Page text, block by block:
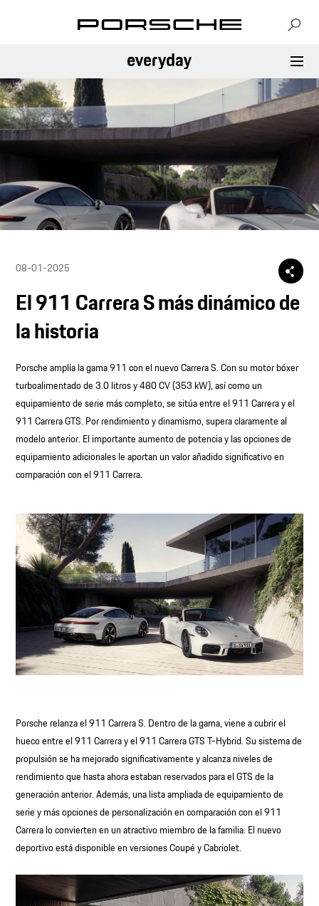
08-01-2025
El 911 Carrera S más dinámico de
la historia
Porsche amplía la gama 911 con el nuevo Carrera S. Con su motor bóxer
turboalimentado de 3.0 litros y 480 CV (353 kW), así como un
equipamiento de serie más completo, se sitúa entre el 911 Carrera y el
911 Carrera GTS. Por rendimiento y dinamismo, supera claramente al
modelo anterior. El importante aumento de potencia y las opciones de
equipamiento adicionales le aportan un valor añadido significativo en
comparación con el 911 Carrera.
Porsche relanza el 911 Carrera S. Dentro de la gama, viene a cubrir el
hueco entre el 911 Carrera y el 911 Carrera GTS T-Hybrid. Su sistema de
propulsión se ha mejorado significativamente y alcanza niveles de
rendimiento que hasta ahora estaban reservados para el GTS de la
generación anterior. Además, una lista ampliada de equipamiento de
serie y más opciones de personalización en comparación con el 911
Carrera lo convierten en un atractivo miembro de la familia. El nuevo
deportivo está disponible en versiones Coupé y Cabriolet.